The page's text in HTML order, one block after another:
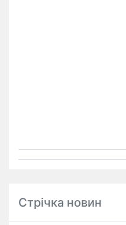
Стрічка новин